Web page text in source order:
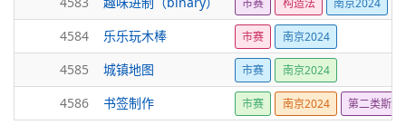
市赛 构造法 南京2024
4584 乐乐玩木棒 市赛 南京2024
4585 城镇地图 市赛 南京2024
4586 书签制作 市赛 南京2024 第二类斯特